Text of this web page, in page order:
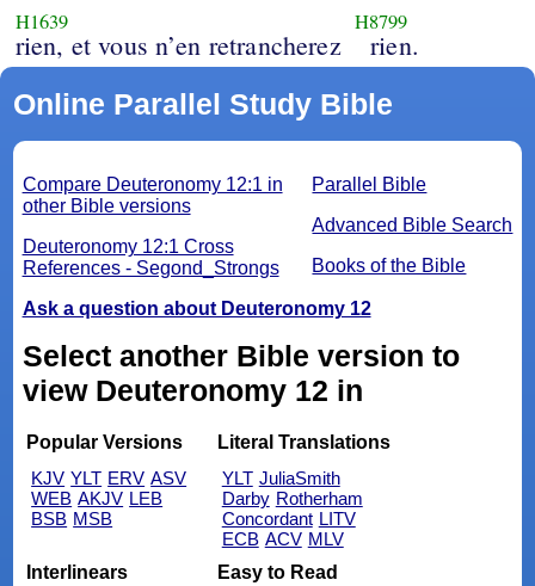
H1639
rien, et vous n’en retrancherez
H8799
rien.
Online Parallel Study Bible
Parallel Bible
Advanced Bible Search
Books of the Bible
Compare Deuteronomy 12:1 in
other Bible versions
Deuteronomy 12:1 Cross
References - Segond_Strongs
Ask a question about Deuteronomy 12
Select another Bible version to
view Deuteronomy 12 in
Popular Versions
KJV YLT ERV ASV
WEB AKJV LEB
BSB MSB
Literal Translations
YLT JuliaSmith
Darby Rotherham
Concordant LITV
ECB ACV MLV
Interlinears
Easy to Read